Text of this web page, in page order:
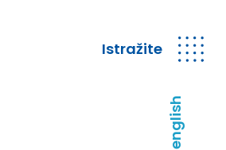
Istražite
english